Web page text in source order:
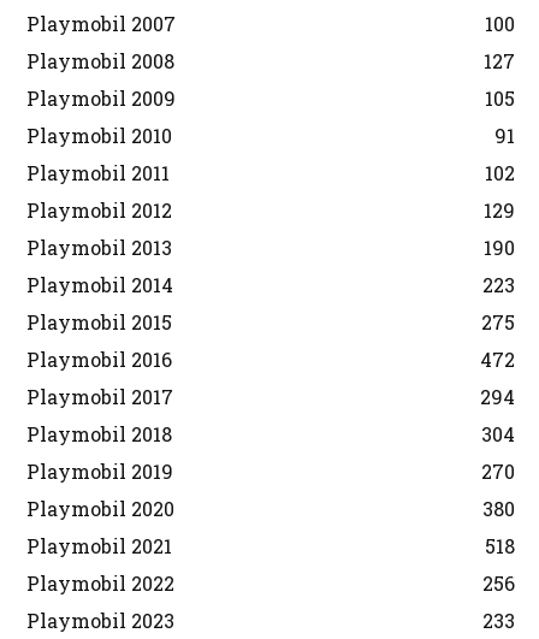
Playmobil 2007
100
Playmobil 2008
127
Playmobil 2009
105
Playmobil 2010
91
Playmobil 2011
102
Playmobil 2012
129
Playmobil 2013
190
Playmobil 2014
223
Playmobil 2015
275
Playmobil 2016
472
Playmobil 2017
294
Playmobil 2018
304
Playmobil 2019
270
Playmobil 2020
380
Playmobil 2021
518
Playmobil 2022
256
Playmobil 2023
233